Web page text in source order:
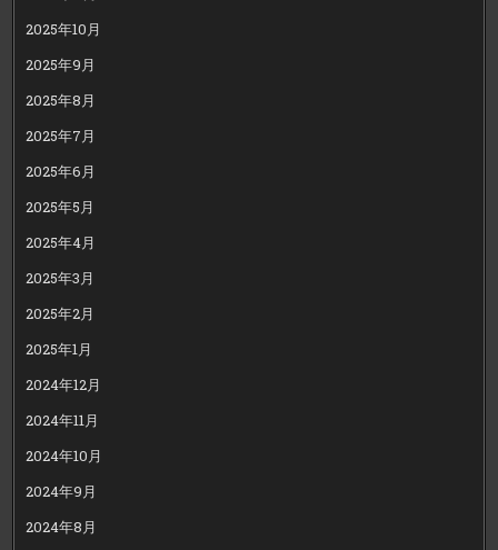
2025年10月
2025年9月
2025年8月
2025年7月
2025年6月
2025年5月
2025年4月
2025年3月
2025年2月
2025年1月
2024年12月
2024年11月
2024年10月
2024年9月
2024年8月